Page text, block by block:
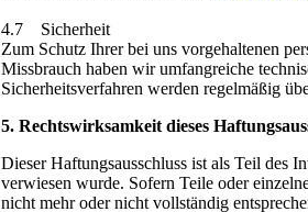
4.7 Sicherheit
Zum Schutz Ihrer bei uns vorgehaltenen
Missbrauch haben wir umfangreiche
Sicherheitsverfahren werden regelmäßig
5. Rechtswirksamkeit dieses
Dieser Haftungsausschluss ist als Teil des
verwiesen wurde. Sofern Teile oder
nicht mehr oder nicht vollständig